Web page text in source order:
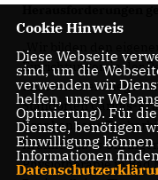
Herausforderungen
Wir bilden den
Einrichtungen in der
unseren drei Pflege-
Standorten Caritas-
Krankenhaus
Krankenhaus
Physiotherapie in Bad
Cookie Hinweis
Diese Webseite
sind, um die
verwenden wir
helfen, unser
Optmierung). Für
Dienste, benötigen
Einwilligung können
Informationen